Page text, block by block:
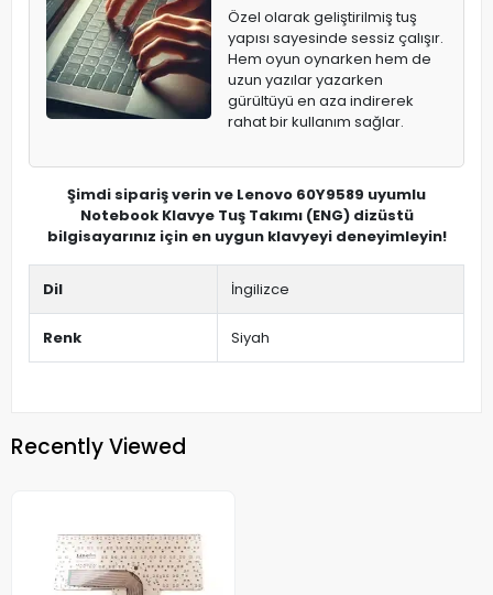
Özel olarak geliştirilmiş tuş
yapısı sayesinde sessiz çalışır.
Hem oyun oynarken hem de
uzun yazılar yazarken
gürültüyü en aza indirerek
rahat bir kullanım sağlar.
Şimdi sipariş verin ve Lenovo 60Y9589 uyumlu
Notebook Klavye Tuş Takımı (ENG) dizüstü
bilgisayarınız için en uygun klavyeyi deneyimleyin!
Dil İngilizce
Renk Siyah
Recently Viewed